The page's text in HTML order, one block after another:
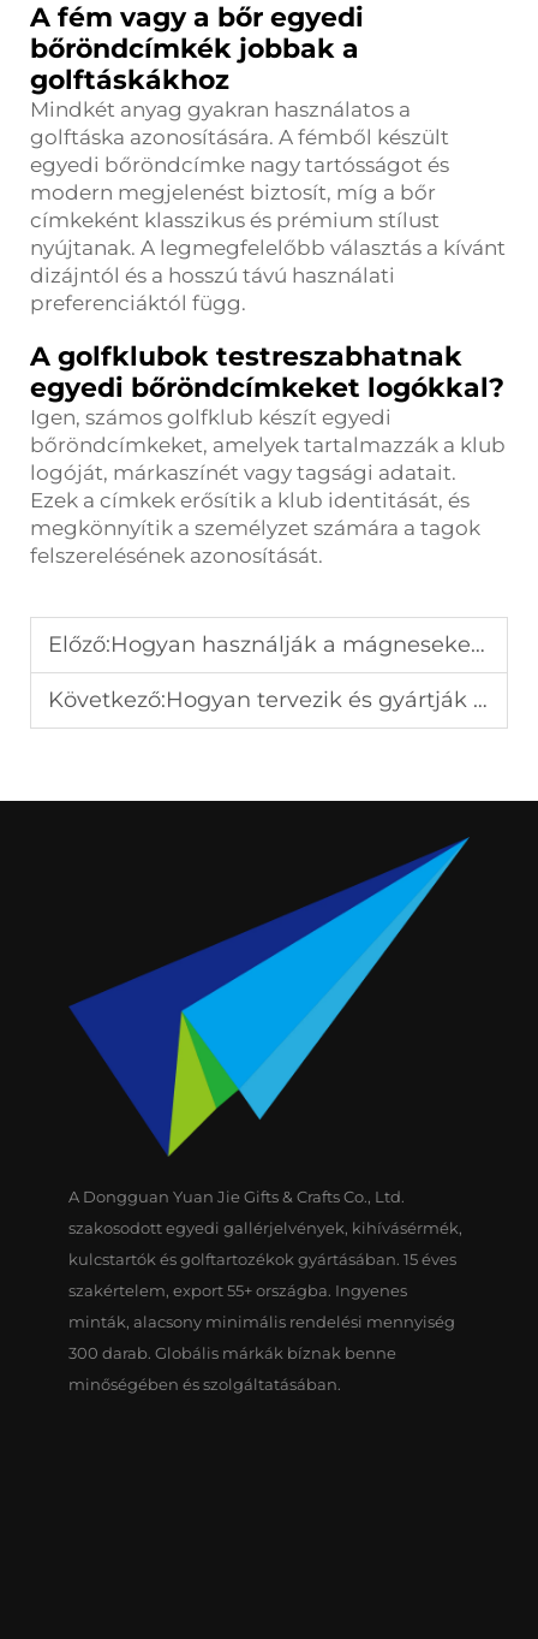
A fém vagy a bőr egyedi
bőröndcímkék jobbak a
golftáskákhoz
Mindkét anyag gyakran használatos a
golftáska azonosítására. A fémből készült
egyedi bőröndcímke nagy tartósságot és
modern megjelenést biztosít, míg a bőr
címkeként klasszikus és prémium stílust
nyújtanak. A legmegfelelőbb választás a kívánt
dizájntól és a hosszú távú használati
preferenciáktól függ.
A golfklubok testreszabhatnak
egyedi bőröndcímkeket logókkal?
Igen, számos golfklub készít egyedi
bőröndcímkeket, amelyek tartalmazzák a klub
logóját, márkaszínét vagy tagsági adatait.
Ezek a címkek erősítik a klub identitását, és
megkönnyítik a személyzet számára a tagok
felszerelésének azonosítását.
Előző:Hogyan használják a mágneseket a golfkellékekben?
Következő:Hogyan tervezik és gyártják a megemlékezési érméket?
A Dongguan Yuan Jie Gifts & Crafts Co., Ltd.
szakosodott egyedi gallérjelvények, kihívásérmék,
kulcstartók és golftartozékok gyártásában. 15 éves
szakértelem, export 55+ országba. Ingyenes
minták, alacsony minimális rendelési mennyiség
300 darab. Globális márkák bíznak benne
minőségében és szolgáltatásában.